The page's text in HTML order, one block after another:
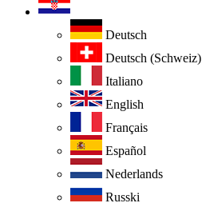
Deutsch
Deutsch (Schweiz)
Italiano
English
Français
Español
Nederlands
Russki